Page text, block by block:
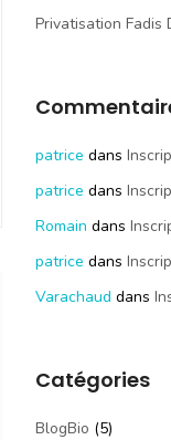
Privatisation Fadis
patrice dans
patrice dans
Romain dans
patrice dans
Varachaud dans
Catégories
BlogBio (5)